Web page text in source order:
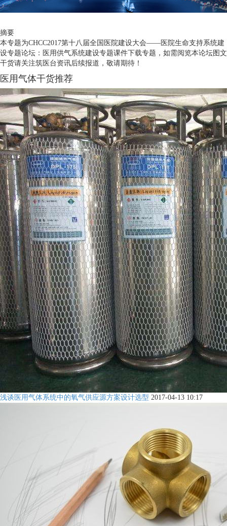
摘要
本专题为CHCC2017第十八届全国医院建设大会——医院生命支持系统建
设专题论坛：医用供气系统建设专题课件下载专题，如需阅览本论坛图文
干货请关注筑医台资讯后续报道，敬请期待！
医用气体干货推荐
浅谈医用气体系统中的氧气供应源方案设计选型 2017-04-13 10:17